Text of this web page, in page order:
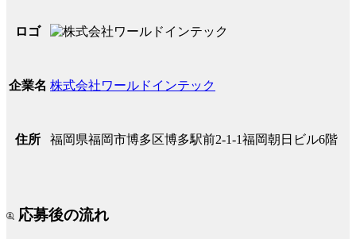
ロゴ
企業名 株式会社ワールドインテック
住所 福岡県福岡市博多区博多駅前2-1-1福岡朝日ビル6階
応募後の流れ